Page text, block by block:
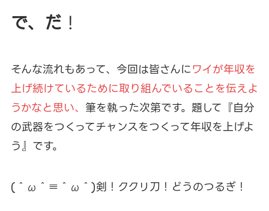
で、だ ！
そんな流れもあって、今回は皆さんにワイが年収を
上げ続けているために取り組んでいることを伝えよ
うかなと思い、 筆を執った次第です。題して『自分
の武器をつくってチャンスをつくって年収を上げよ
う』です。
(＾ω＾≡＾ω＾)剣！ククリ刀！どうのつるぎ！